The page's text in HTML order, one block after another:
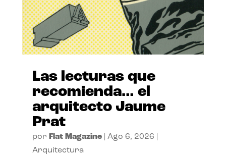
Las lecturas que
recomienda… el
arquitecto Jaume
Prat
por Flat Magazine| Ago 6, 2026
Arquitectura